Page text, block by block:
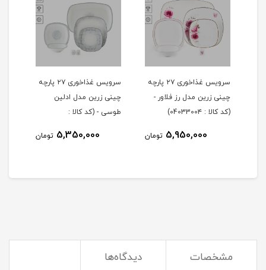
سرویس غذاخوری ۲۷ پارچه
چینی زرین مدل رز فلاور -
(کد کالا : 0403300۴)
5,950,000 تومان
سرویس غذاخوری ۲۷ پارچه
چینی زرین مدل ادلین
طوسی - (کد کالا :
5,350,000 تومان
مشخصات دیدگاه‌ها